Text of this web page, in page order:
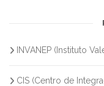
INVANEP (Instituto
CIS (Centro de